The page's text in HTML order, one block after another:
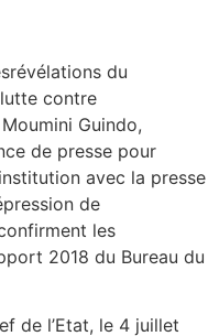
du
contre
Guindo,
de presse pour
avec la presse
de
les
2018 du Bureau du
de l’Etat, le 4 juillet